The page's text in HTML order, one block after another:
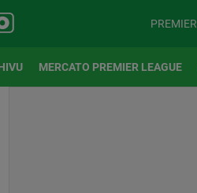
MERCATO PREMIER LEAGUE